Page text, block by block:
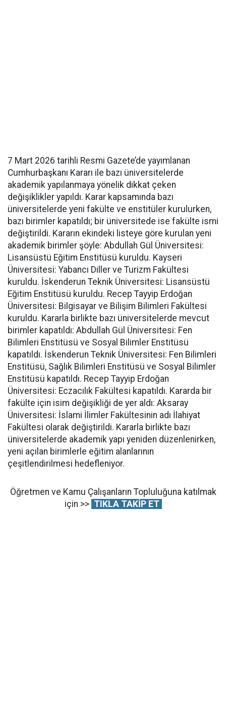
7 Mart 2026 tarihli Resmi Gazete’de yayımlanan
Cumhurbaşkanı Kararı ile bazı üniversitelerde
akademik yapılanmaya yönelik dikkat çeken
değişiklikler yapıldı. Karar kapsamında bazı
üniversitelerde yeni fakülte ve enstitüler kurulurken,
bazı birimler kapatıldı; bir üniversitede ise fakülte ismi
değiştirildi. Kararın ekindeki listeye göre kurulan yeni
akademik birimler şöyle: Abdullah Gül Üniversitesi:
Lisansüstü Eğitim Enstitüsü kuruldu. Kayseri
Üniversitesi: Yabancı Diller ve Turizm Fakültesi
kuruldu. İskenderun Teknik Üniversitesi: Lisansüstü
Eğitim Enstitüsü kuruldu. Recep Tayyip Erdoğan
Üniversitesi: Bilgisayar ve Bilişim Bilimleri Fakültesi
kuruldu. Kararla birlikte bazı üniversitelerde mevcut
birimler kapatıldı: Abdullah Gül Üniversitesi: Fen
Bilimleri Enstitüsü ve Sosyal Bilimler Enstitüsü
kapatıldı. İskenderun Teknik Üniversitesi: Fen Bilimleri
Enstitüsü, Sağlık Bilimleri Enstitüsü ve Sosyal Bilimler
Enstitüsü kapatıldı. Recep Tayyip Erdoğan
Üniversitesi: Eczacılık Fakültesi kapatıldı. Kararda bir
fakülte için isim değişikliği de yer aldı: Aksaray
Üniversitesi: İslami İlimler Fakültesinin adı İlahiyat
Fakültesi olarak değiştirildi. Kararla birlikte bazı
üniversitelerde akademik yapı yeniden düzenlenirken,
yeni açılan birimlerle eğitim alanlarının
çeşitlendirilmesi hedefleniyor.
Öğretmen ve Kamu Çalışanların Topluluğuna katılmak
için >> TIKLA TAKİP ET